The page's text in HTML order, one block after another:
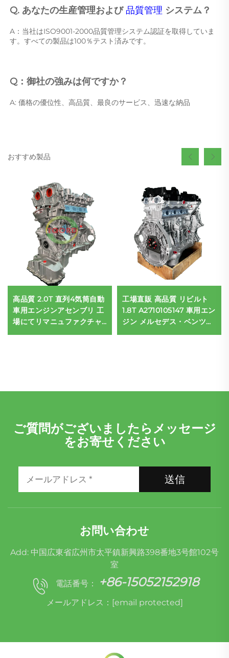
Q. あなたの生産管理および 品質管理 システム？
A：当社はISO9001-2000品質管理システム認証を取得していま
す。すべての製品は100％テスト済みです。
Q：御社の強みは何ですか？
A: 価格の優位性、高品質、最良のサービス、迅速な納品
おすすめ製品
高品質 2.0T 直列4気筒自動
車用エンジンアセンブリ 工
場にてリマニュファクチャ
ード メルセデス・ベンツ
工場直販 高品質 リビルト
1.8T A2710105147 車用エン
ジン メルセデス・ベンツ
C200 E200 E260
ご質問がございましたらメッセージ
をお寄せください
送信
お問い合わせ
Add: 中国広東省広州市太平鎮新興路398番地3号館102号
室
電話番号：
+86-15052152918
メールアドレス： [email protected]